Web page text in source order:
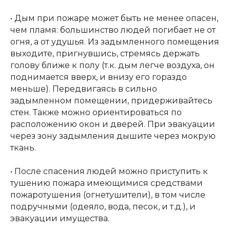
• Дым при пожаре может быть не менее опасен,
чем пламя: большинство людей погибает не от
огня, а от удушья. Из задымленного помещения
выходите, пригнувшись, стремясь держать
голову ближе к полу (т.к. дым легче воздуха, он
поднимается вверх, и внизу его гораздо
меньше). Передвигаясь в сильно
задымленном помещении, придерживайтесь
стен. Также можно ориентироваться по
расположению окон и дверей. При эвакуации
через зону задымления дышите через мокрую
ткань.
• После спасения людей можно приступить к
тушению пожара имеющимися средствами
пожаротушения (огнетушители), в том числе
подручными (одеяло, вода, песок, и т.д.), и
эвакуации имущества.
Петроградский молодежный
центр ©2025 Все права
Разработка: Vne_design
Реквизиты